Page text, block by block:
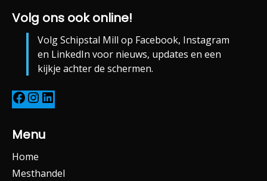
Volg ons ook online!
Volg Schipstal Mill op Facebook, Instagram
en LinkedIn voor nieuws, updates en een
kijkje achter de schermen.
Menu
Home
Mesthandel